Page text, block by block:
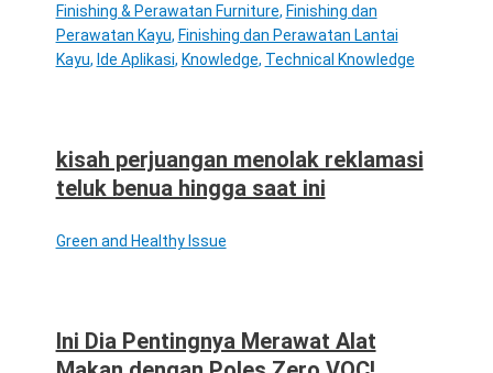
Finishing & Perawatan Furniture, Finishing dan
Perawatan Kayu, Finishing dan Perawatan Lantai
Kayu, Ide Aplikasi, Knowledge, Technical Knowledge
kisah perjuangan menolak reklamasi
teluk benua hingga saat ini
Green and Healthy Issue
Ini Dia Pentingnya Merawat Alat